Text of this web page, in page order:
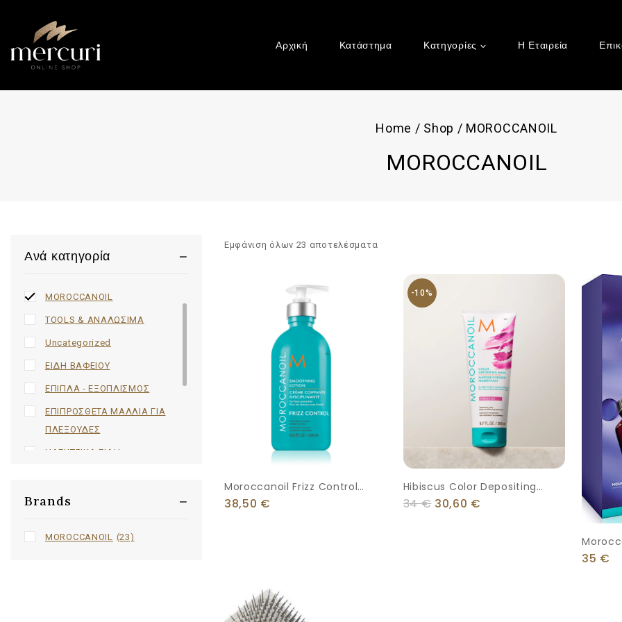
Αρχική Κατάστημα Κατηγορίες Η Εταιρεία
Home / Shop / MOROCCANOIL
MOROCCANOIL
Εμφάνιση όλων 23 αποτελέσματα
Moroccanoil Frizz Control
Smoothing Lotion ΛΕΙΑΝΤΙΚΗ
38,50 €
-10%
Hibiscus Color Depositing
Mask
34€ 30,60 €
35 €
Ανά κατηγορία
BARBER POLE
MOROCCANOIL
TOOLS & ΑΝΑΛΩΣΙΜΑ
Uncategorized
ΕΙΔΗ ΒΑΦΕΙΟΥ
ΕΠΙΠΛΑ - ΕΞΟΠΛΙΣΜΟΣ
ΕΠΙΠΡΟΣΘΕΤΑ ΜΑΛΛΙΑ ΓΙΑ
ΠΛΕΞΟΥΔΕΣ
ΗΛΕΚΤΡΙΚΑ ΕΙΔΗ
ΠΙΝΕΛΑ BARBER
ΧΤΕΝΕΣ - ΒΟΥΡΤΣΕΣ
Brands
MOROCCANOIL (23)